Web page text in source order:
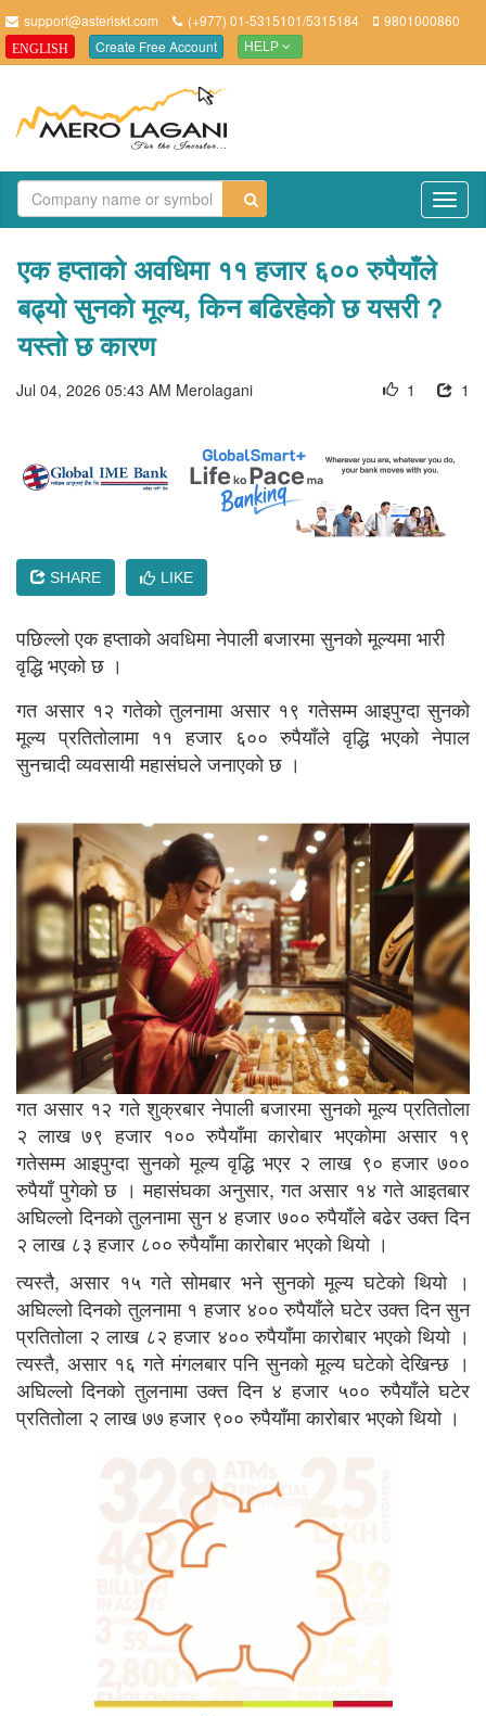
support@asteriskt.com (+977) 01-5315101/5315184 9801000860
ENGLISH Create Free Account HELP
एक हप्ताको अवधिमा ११ हजार ६०० रुपैयाँले
बढ्यो सुनको मूल्य, किन बढिरहेको छ यसरी ?
यस्तो छ कारण
Jul 04, 2026 05:43 AM Merolagani 1
1
SHARE LIKE
पछिल्लो एक हप्ताको अवधिमा नेपाली बजारमा सुनको मूल्यमा भारी
वृद्धि भएको छ ।
गत असार १२ गतेको तुलनामा असार १९ गतेसम्म आइपुग्दा सुनको
मूल्य प्रतितोलामा ११ हजार ६०० रुपैयाँले वृद्धि भएको नेपाल
सुनचादी व्यवसायी महासंघले जनाएको छ ।
गत असार १२ गते शुक्रबार नेपाली बजारमा सुनको मूल्य प्रतितोला
२ लाख ७९ हजार १०० रुपैयाँमा कारोबार भएकोमा असार १९
गतेसम्म आइपुग्दा सुनको मूल्य वृद्धि भएर २ लाख ९० हजार ७००
रुपैयाँ पुगेको छ । महासंघका अनुसार, गत असार १४ गते आइतबार
अघिल्लो दिनको तुलनामा सुन ४ हजार ७०० रुपैयाँले बढेर उक्त दिन
२ लाख ८३ हजार ८०० रुपैयाँमा कारोबार भएको थियो ।
त्यस्तै, असार १५ गते सोमबार भने सुनको मूल्य घटेको थियाे ।
अघिल्लो दिनको तुलनामा १ हजार ४०० रुपैयाँले घटेर उक्त दिन सुन
प्रतितोला २ लाख ८२ हजार ४०० रुपैयाँमा कारोबार भएको थियो ।
त्यस्तै, असार १६ गते मंगलबार पनि सुनको मूल्य घटेको देखिन्छ ।
अघिल्लो दिनको तुलनामा उक्त दिन ४ हजार ५०० रुपैयाँले घटेर
प्रतितोला २ लाख ७७ हजार ९०० रुपैयाँमा कारोबार भएको थियो ।